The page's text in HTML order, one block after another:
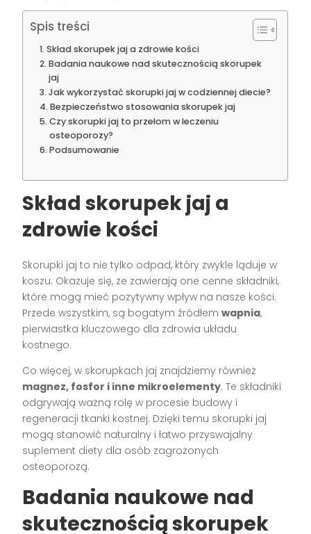
Spis treści
Skład skorupek jaj a zdrowie kości
Badania naukowe nad skutecznością skorupek
jaj
Jak wykorzystać skorupki jaj w codziennej diecie?
Bezpieczeństwo stosowania skorupek jaj
Czy skorupki jaj to przełom w leczeniu
osteoporozy?
Podsumowanie
Skład skorupek jaj a
zdrowie kości
Skorupki jaj to nie tylko odpad, który zwykle ląduje w
koszu. Okazuje się, że zawierają one cenne składniki,
które mogą mieć pozytywny wpływ na nasze kości.
Przede wszystkim, są bogatym źródłemwapnia,
pierwiastka kluczowego dla zdrowia układu
kostnego.
Co więcej, w skorupkach jaj znajdziemy również
magnez, fosfor i inne mikroelementy. Te składniki
odgrywają ważną rolę w procesie budowy i
regeneracji tkanki kostnej. Dzięki temu skorupki jaj
mogą stanowić naturalny i łatwo przyswajalny
suplement diety dla osób zagrożonych
osteoporozą.
Badania naukowe nad
skutecznością skorupek